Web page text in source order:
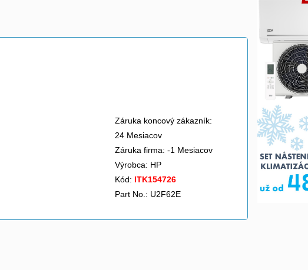
Záruka koncový zákazník:
24 Mesiacov
Záruka firma: -1 Mesiacov
Výrobca: HP
Kód: ITK154726
Part No.: U2F62E